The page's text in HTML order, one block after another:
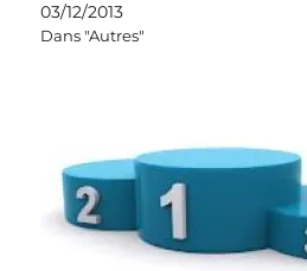
03/12/2013
Dans "Autres"